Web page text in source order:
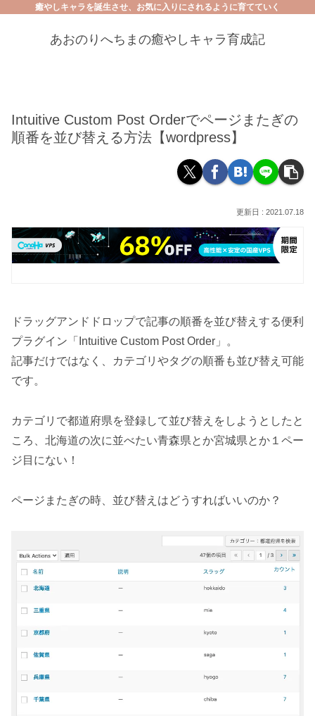
癒やしキャラを誕生させ、お気に入りにされるように育てていく
あおのりへちまの癒やしキャラ育成記
Intuitive Custom Post Orderでページまたぎの
順番を並び替える方法【wordpress】
2021.07.18
ドラッグアンドドロップで記事の順番を並び替えする便利
プラグイン「Intuitive Custom Post Order」。
記事だけではなく、カテゴリやタグの順番も並び替え可能
です。
カテゴリで都道府県を登録して並び替えをしようとしたと
ころ、北海道の次に並べたい青森県とか宮城県とか１ペー
ジ目にない！
ページまたぎの時、並び替えはどうすればいいのか？